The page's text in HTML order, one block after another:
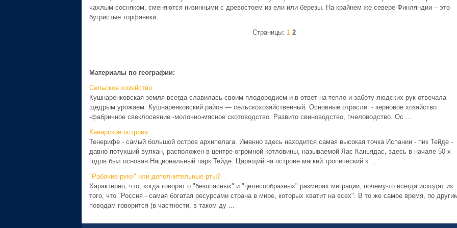
чахлым сосняком, сменяются низинными с древостоем из ели или березы. На крайнем же севере Финляндии – это
бугристые торфяники.
Страницы: 1 2
Материалы по географии:
Сельское хозяйство
Кушнаренковская земля всегда славилась своим плодородием и в ответ на тепло и заботу людских рук отвечала
щедрым урожаем. Кушнаренковский район — сельскохозяйственный. Основные отрасли: - зерновое хозяйство
-фабричное свеклосеяние -молочно-мясное скотоводство. Развито свиноводство, пчеловодство. Ос ...
Канарские острова
Тенерифе - самый большой остров архипелага. Именно здесь находится самая высокая точка Испании - пик Тейде -
давно потухший вулкан, расположен в центре огромной котловины, называемой Лас Каньядас, здесь в начале 50-х
годов был основан Национальный парк Тейде. Царящий на острове мягкий тропический к ...
"Рабочие руки" или дополнительные рты?
Характерно, что, когда говорят о "безопасных" и "целесообразных" размерах миграции, почему-то всегда исходят из
того, что "Россия - самая богатая ресурсами страна в мире, которых хватит на всех". В то же самое время, по
поводам говорится (в частности, в таком ду ...